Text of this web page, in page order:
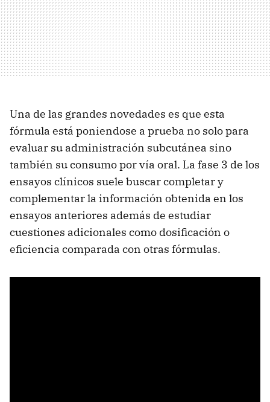
Una de las grandes novedades es que esta
fórmula está poniendose a prueba no solo para
evaluar su administración subcutánea sino
también su consumo por vía oral. La fase 3 de los
ensayos clínicos suele buscar completar y
complementar la información obtenida en los
ensayos anteriores además de estudiar
cuestiones adicionales como dosificación o
eficiencia comparada con otras fórmulas.